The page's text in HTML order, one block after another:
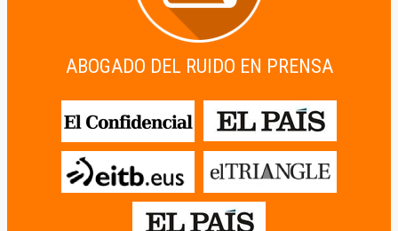
ABOGADO DEL RUIDO EN PRENSA